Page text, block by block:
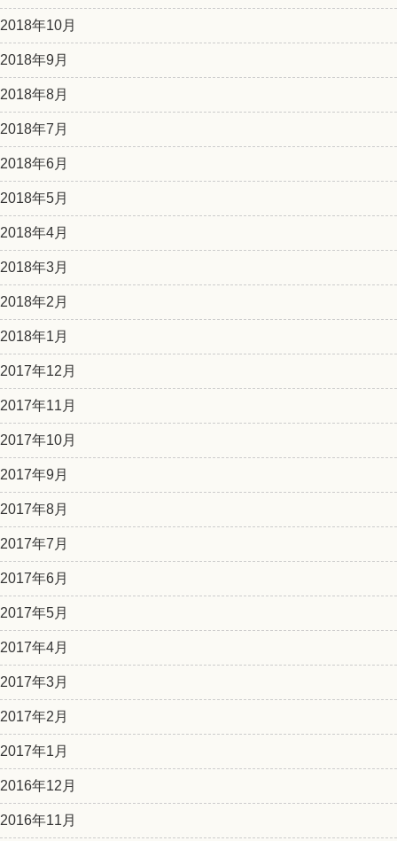
2018年10月
2018年9月
2018年8月
2018年7月
2018年6月
2018年5月
2018年4月
2018年3月
2018年2月
2018年1月
2017年12月
2017年11月
2017年10月
2017年9月
2017年8月
2017年7月
2017年6月
2017年5月
2017年4月
2017年3月
2017年2月
2017年1月
2016年12月
2016年11月